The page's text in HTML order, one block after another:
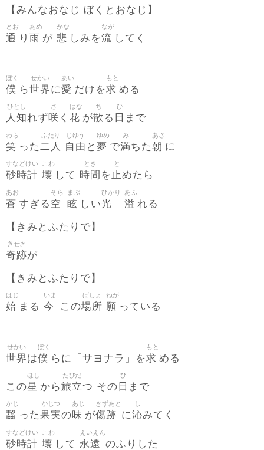
【みんなおなじ ぼくとおなじ】
通
とお
り 雨
あめ
が 悲
かな
しみを流
なが
してく
僕
ぼく
ら世界
せかい
に愛
あい
だけを求
もと
める
人知
ひとし
れず咲
さ
く 花
はな
が散
ち
る 日
ひ
まで
笑
わら
った二人
ふたり
自由
じゆう
と 夢
ゆめ
で満
み
ちた朝
あさ
に
砂時計
すなどけい
壊
こわ
して 時間
とき
を止
と
めたら
蒼
あお
すぎる 空
そら
眩
まぶ
しい光
ひかり
溢
あふ
れる
【きみとふたりで】
奇跡
きせき
が
【きみとふたりで】
始
はじ
まる 今
いま
この場所
ばしょ
願
ねが
っている
世界
せかい
は僕
ぼく
らに「サヨナラ」を求
もと
める
この星
ほし
から旅立
たびだ
つ その 日
ひ
まで
齧
かじ
った果実
かじつ
の味
あじ
が傷跡
きずあと
に沁
し
みてく
砂時計
すなどけい
壊
こわ
して 永遠
えいえん
のふりした